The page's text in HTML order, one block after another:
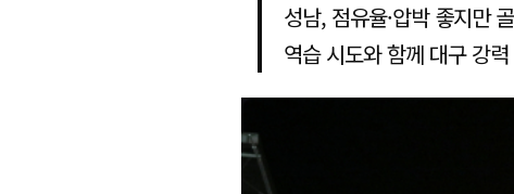
성남, 점유율·압박 좋지만
역습 시도와 함께 대구 강